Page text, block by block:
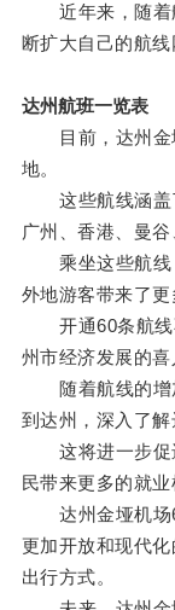
近年来，随着
断扩大自己的航线
达州航班一览表
目前，达州金
地。
这些航线涵盖了
广州、香港、曼谷
乘坐这些航线
外地游客带来了更
开通60条航线
州市经济发展的喜
随着航线的增
到达州，深入了解
这将进一步促
民带来更多的就业
达州金垭机场
更加开放和现代
出行方式。